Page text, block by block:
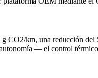
km, una reducción del
— el control